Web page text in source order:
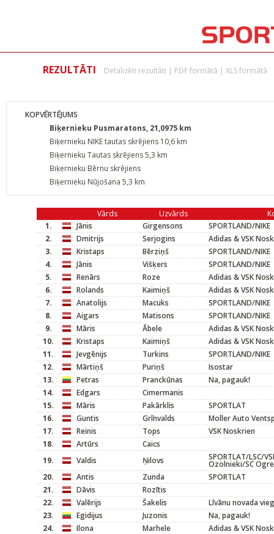
REZULTĀTI Detalizēti rezultāti | PDF formātā | XLS formātā
KOPVĒRTĒJUMS
Biķernieku Pusmaratons, 21,0975 km
Biķernieku NIKE tautas skrējiens 10,6 km
Biķernieku Tautas skrējiens 5,3 km
Biķernieku Bērnu skrējiens
Biķernieku Nūjošana 5,3 km
Vārds Uzvārds
1.
Jānis Girgensons
SPORTLAND/NIKE
2.
Dmitrijs Serjogins
Adidas & VSK
3.
Kristaps Bērziņš
SPORTLAND/NIKE
4.
Jānis Višķers
SPORTLAND/NIKE
5.
Renārs Roze
Adidas & VSK
6.
Rolands Kaimiņš
Adidas & VSK
7.
Anatolijs Macuks
SPORTLAND/NIKE
8.
Aigars Matisons
SPORTLAND/NIKE
9.
Māris Ābele
Adidas & VSK
10.
Kristaps Kaimiņš
Adidas & VSK
11.
Jevgēnijs Turkins
SPORTLAND/NIKE
12.
Mārtiņš Puriņš
Isostar
13.
Petras Pranckūnas
Na, pagauk!
14.
Edgars
Cimermanis
15.
Māris Pakārklis
SPORTLAT
16.
Guntis Grīnvalds
Moller Auto
17.
Reinis Tops
VSK Noskrien
18.
Artūrs
Caics
19.
Valdis Ņilovs SPORTLAT/LSC/
Ozolnieki/SC Ogre
20.
Antis Zunda
SPORTLAT
21.
Dāvis
Rozītis
22.
Valērijs Šakelis
Līvānu novada
23.
Egidijus Juzonis
Na, pagauk!
24.
Ilona Marhele
Adidas & VSK